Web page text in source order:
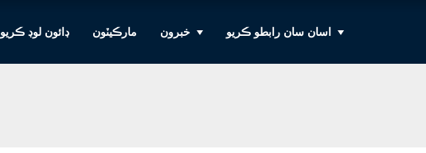
ڊائون لوڊ ڪريو مارڪيٽون خبرون اسان سان رابطو ڪريو